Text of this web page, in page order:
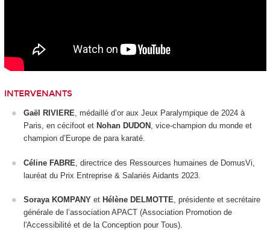
INTERVENANTS
Gaël RIVIERE, médaillé d’or aux Jeux Paralympique de 2024 à
Paris, en cécifoot et Nohan DUDON , vice-champion du monde et
champion d’Europe de para karaté.
Céline FABRE , directrice des Ressources humaines de DomusVi,
lauréat du Prix Entreprise & Salariés Aidants 2023.
Soraya KOMPANY et Hélène DELMOTTE, présidente et secrétaire
générale de l’association APACT (Association Promotion de
l'Accessibilité et de la Conception pour Tous).